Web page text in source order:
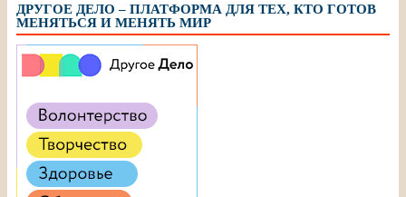
ДРУГОЕ ДЕЛО – ПЛАТФОРМА ДЛЯ ТЕХ, КТО ГОТОВ
МЕНЯТЬСЯ И МЕНЯТЬ МИР